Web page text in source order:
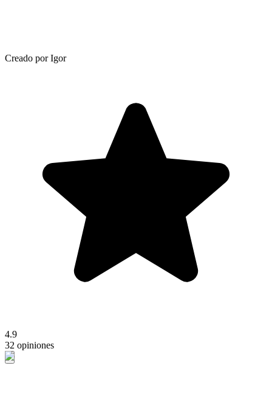
Creado por Igor
4.9
32 opiniones